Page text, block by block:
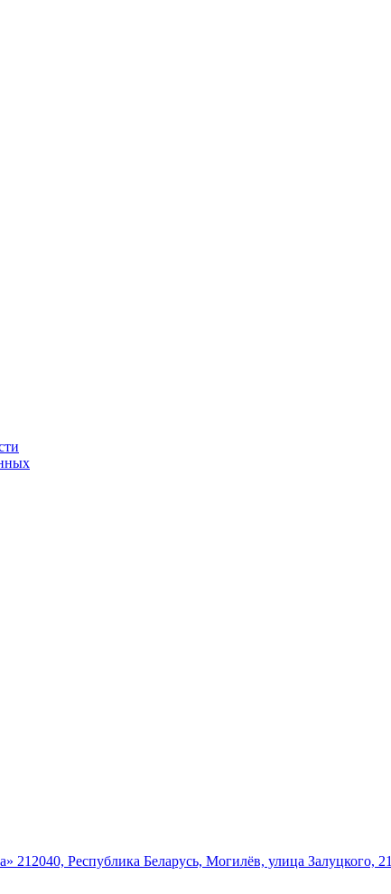
212040, Республика Беларусь, Могилёв, улица Залуцкого, 21